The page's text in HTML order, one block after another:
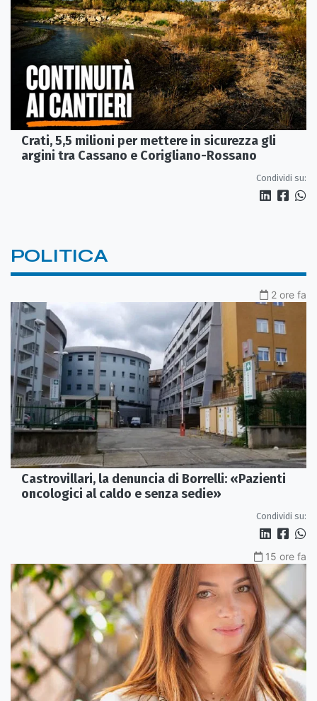
Crati, 5,5 milioni per mettere in sicurezza gli
argini tra Cassano e Corigliano-Rossano
Condividi su:
POLITICA
2 ore fa
Castrovillari, la denuncia di Borrelli: «Pazienti
oncologici al caldo e senza sedie»
Condividi su:
15 ore fa